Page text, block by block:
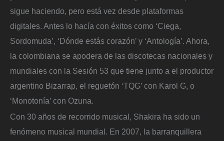
sigue haciendo, pero está vez desde plataformas
digitales. Antes lo hacía con éxitos como ‘Ciega,
Sordomuda’, ‘Dónde estás corazón’ y ‘Antología’. Ahora,
la colombiana se apodera de las discotecas nacionales y
mundiales con la Sesión 53 que tiene junto a el productor
argentino Bizarrap, el reguetón ‘TQG’ con Karol G, o
‘Monotonía’ con Ozuna.
Con 30 años de recorrido musical, Shakira ha sido un
fenómeno musical mundial. En 2007, la barranquillera